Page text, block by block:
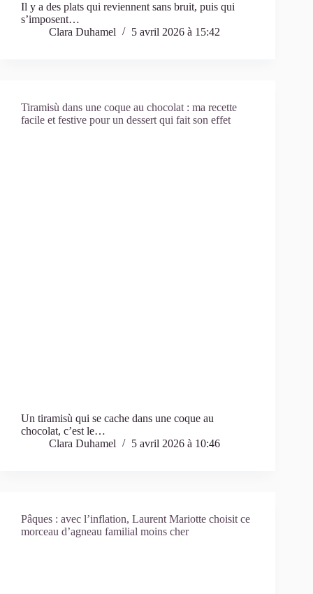
Il y a des plats qui reviennent sans bruit, puis qui
s’imposent…
Clara Duhamel
5 avril 2026 à 15:42
Tiramisù dans une coque au chocolat : ma recette
facile et festive pour un dessert qui fait son effet
Un tiramisù qui se cache dans une coque au
chocolat, c’est le…
Clara Duhamel
5 avril 2026 à 10:46
Pâques : avec l’inflation, Laurent Mariotte choisit ce
morceau d’agneau familial moins cher